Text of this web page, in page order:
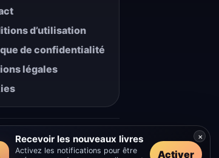
d’utilisation
de confidentialité
légales
×
Recevoir les nouveaux livres
Activez les notifications pour être
Activer